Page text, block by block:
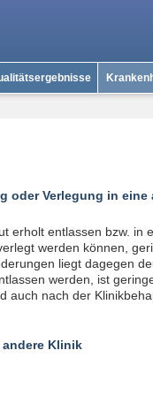
oder Verlegung in eine
erholt entlassen bzw. in
werden können,
liegt dagegen
werden, ist
auch nach der
andere Klinik